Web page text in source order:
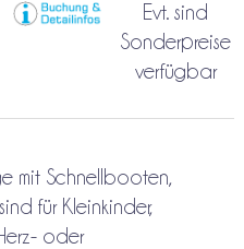
Evt. sind
Sonderpreise
verfügbar
mit Schnellbooten,
für Kleinkinder,
oder